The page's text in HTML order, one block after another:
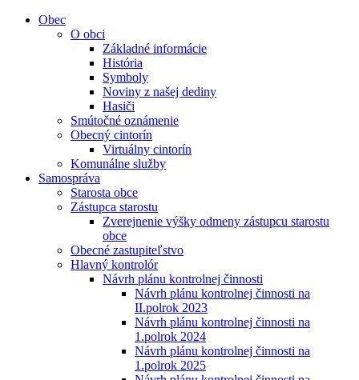
Obec
O obci
Základné informácie
História
Symboly
Noviny z našej dediny
Hasiči
Smútočné oznámenie
Obecný cintorín
Virtuálny cintorín
Komunálne služby
Samospráva
Starosta obce
Zástupca starostu
Zverejnenie výšky odmeny zástupcu starostu
obce
Obecné zastupiteľstvo
Hlavný kontrolór
Návrh plánu kontrolnej činnosti
Návrh plánu kontrolnej činnosti na
II.polrok 2023
Návrh plánu kontrolnej činnosti na
1.polrok 2024
Návrh plánu kontrolnej činnosti na
1.polrok 2025